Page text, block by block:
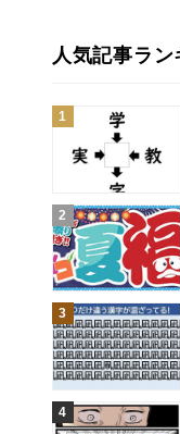
人気記事ラン